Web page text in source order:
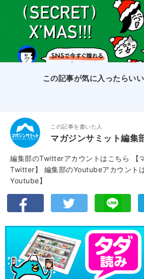
この記事が気に入ったらい
この記事を書いた人
マガジンサミット編集
編集部のTwitterアカウントはこちら
【
Twitter】
編集部のYoutubeアカウント
Youtube】